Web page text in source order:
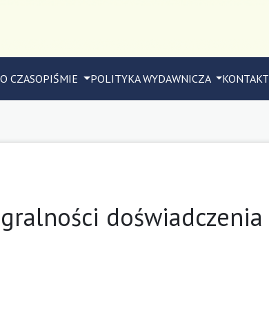
O CZASOPIŚMIE POLITYKA WYDAWNICZA KONTAKT
doświadczenia